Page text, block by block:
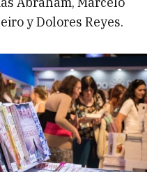
y Dolores Reyes.